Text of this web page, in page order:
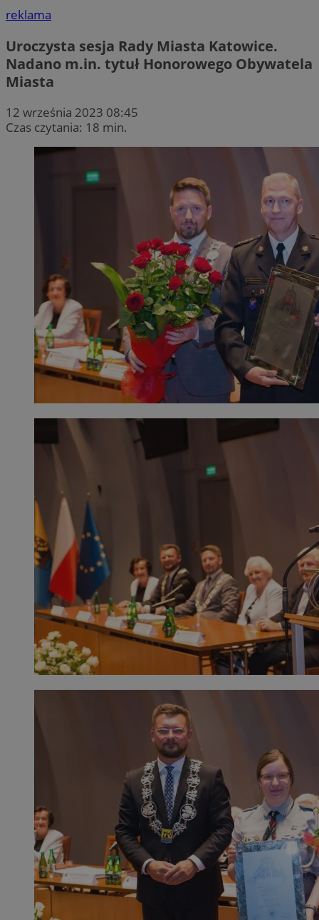
reklama
Uroczysta sesja Rady Miasta Katowice.
Nadano m.in. tytuł Honorowego Obywatela
Miasta
12 września 2023 08:45
Czas czytania: 18 min.